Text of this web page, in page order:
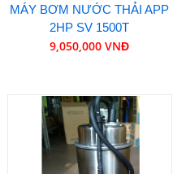
MÁY BƠM NƯỚC THẢI APP
2HP SV 1500T
9,050,000 VNĐ